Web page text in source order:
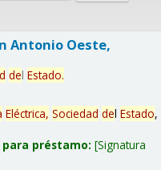
Antonio Oeste,
del Estado.
Eléctrica, Sociedad del Estado,
préstamo: Signatura